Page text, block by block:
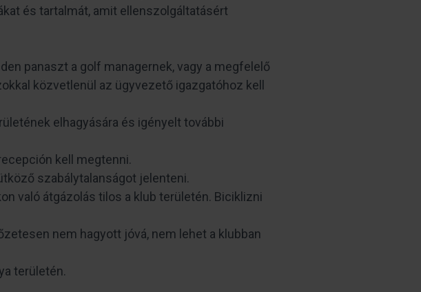
és tartalmát, amit ellenszolgáltatásért
panaszt a golf managernek, vagy a megfelelő
közvetlenül az ügyvezető igazgatóhoz kell
elhagyására és igényelt további
kell megtenni.
szabálytalanságot jelenteni.
való átgázolás tilos a klub területén. Biciklizni
nem hagyott jóvá, nem lehet a klubban
területén.